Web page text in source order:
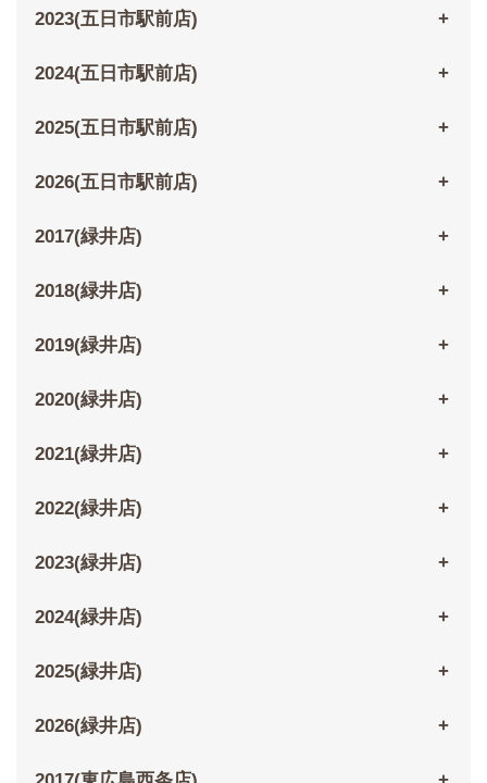
2023(五日市駅前店)
2024(五日市駅前店)
2025(五日市駅前店)
2026(五日市駅前店)
2017(緑井店)
2018(緑井店)
2019(緑井店)
2020(緑井店)
2021(緑井店)
2022(緑井店)
2023(緑井店)
2024(緑井店)
2025(緑井店)
2026(緑井店)